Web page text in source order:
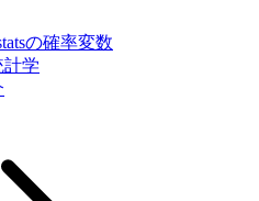
の確率変数
計学